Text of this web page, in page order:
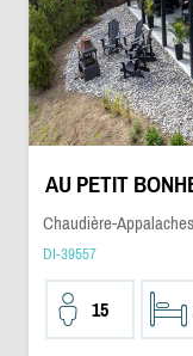
AU PETIT
Chaudière-
DI-39557
15